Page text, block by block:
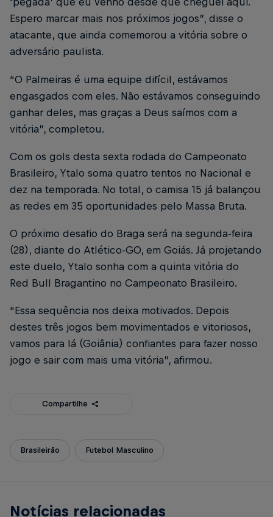
Espero marcar mais nos próximos jogos”, disse o
atacante, que ainda comemorou a vitória sobre o
adversário paulista.
“O Palmeiras é uma equipe difícil, estávamos
engasgados com eles. Não estávamos conseguindo
ganhar deles, mas graças a Deus saímos com a
vitória”, completou.
Com os gols desta sexta rodada do Campeonato
Brasileiro, Ytalo soma quatro tentos no Nacional e
dez na temporada. No total, o camisa 15 já balançou
as redes em 35 oportunidades pelo Massa Bruta.
O próximo desafio do Braga será na segunda-feira
(28), diante do Atlético-GO, em Goiás. Já projetando
este duelo, Ytalo sonha com a quinta vitória do
Red Bull Bragantino no Campeonato Brasileiro.
“Essa sequência nos deixa motivados. Depois
destes três jogos bem movimentados e vitoriosos,
vamos para lá (Goiânia) confiantes para fazer nosso
jogo e sair com mais uma vitória”, afirmou.
Compartilhe
Brasileirão Futebol Masculino
Notícias relacionadas